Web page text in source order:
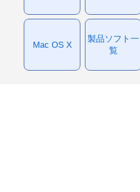
Mac OS X
製品ソフト一
覧